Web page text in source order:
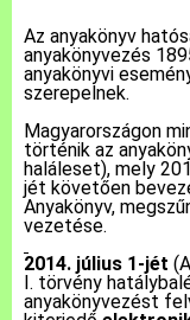
Zalaköveskút
Művelődési ház
Elérhetőség
MAGYAR FALU
Versenyképes
Program
Az anyakönyv
anyakönyvezés
anyakönyvi
szerepelnek.
Magyarországon
történik az
haláleset), mely
jét követően
Anyakönyv,
vezetése.
2014. július 1-jét
I. törvény
anyakönyvezést